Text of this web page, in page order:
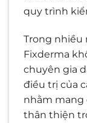
quy trình
Trong nhiều
Fixderma
chuyên gia
điều trị của
nhằm mang
thân thiện